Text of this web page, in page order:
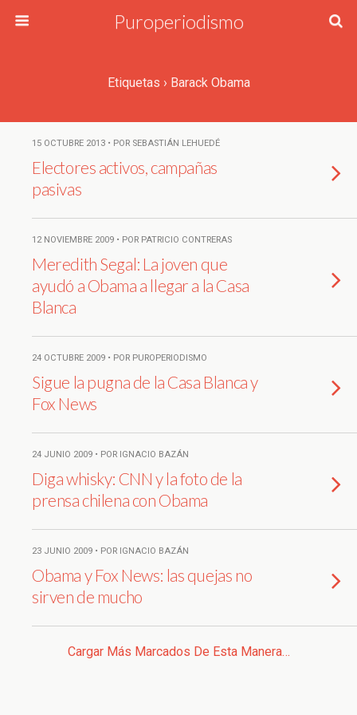
Puroperiodismo
Etiquetas › Barack Obama
15 OCTUBRE 2013 • POR SEBASTIÁN LEHUEDÉ
Electores activos, campañas
pasivas
12 NOVIEMBRE 2009 • POR PATRICIO CONTRERAS
Meredith Segal: La joven que
ayudó a Obama a llegar a la Casa
Blanca
24 OCTUBRE 2009 • POR PUROPERIODISMO
Sigue la pugna de la Casa Blanca y
Fox News
24 JUNIO 2009 • POR IGNACIO BAZÁN
Diga whisky: CNN y la foto de la
prensa chilena con Obama
23 JUNIO 2009 • POR IGNACIO BAZÁN
Obama y Fox News: las quejas no
sirven de mucho
Cargar Más Marcados De Esta Manera…